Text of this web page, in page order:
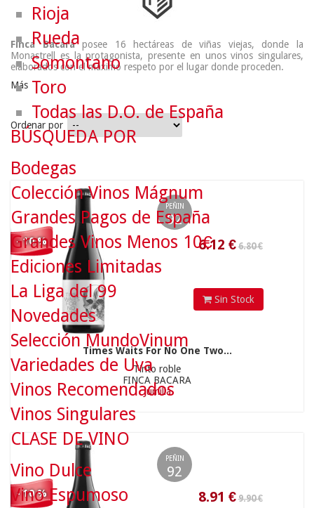
Finca Bacaraposee 16 hectáreas de viñas viejas, donde la
Monastrell es la protagonista, presente en unos vinos singulares,
elaborados con el máximo respeto por el lugar donde proceden.
Más
Ordenar por
- 10 %
PEÑIN
92
6.12
Sin Stock
Times Waits For No One Two...
Tinto roble
FINCA BACARA
Jumilla
- 10 %
PEÑIN
92
9.90 €
Rioja
Rueda
Somontano
Toro
Todas las D.O. de España
BÚSQUEDA POR
Bodegas
Colección Vinos Mágnum
Grandes Pagos de España
Grandes Vinos Menos 10€
Ediciones Limitadas
La Liga del 99
Novedades
Selección MundoVinum
Variedades de Uva
Vinos Recomendados
Vinos Singulares
CLASE DE VINO
Vino Dulce
Vino Espumoso